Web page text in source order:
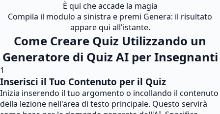
È qui che accade la magia
Compila il modulo a sinistra e premi Genera: il risultato
appare qui all'istante.
Come Creare Quiz Utilizzando un
Generatore di Quiz AI per Insegnanti
1
Inserisci il Tuo Contenuto per il Quiz
Inizia inserendo il tuo argomento o incollando il contenuto
della lezione nell'area di testo principale. Questo servirà